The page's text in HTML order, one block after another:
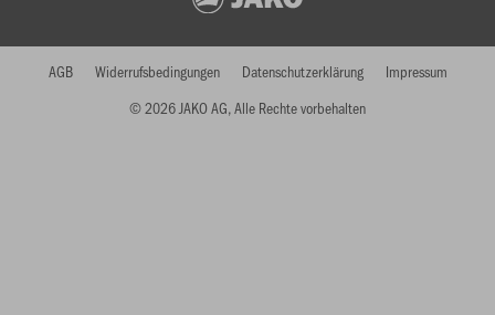
© 2026 JAKO AG, Alle Rechte vorbehalten
AGB Widerrufsbedingungen Datenschutzerklärung Impressum